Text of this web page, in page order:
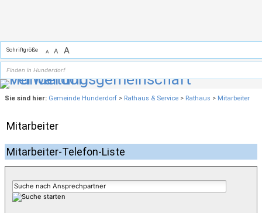
Schriftgröße A A A
Sie sind hier: Gemeinde Hunderdorf > Rathaus & Service > Rathaus > Mitarbeiter
Mitarbeiter
Mitarbeiter-Telefon-Liste